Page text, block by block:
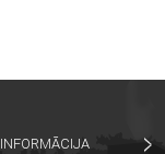
INFORMĀCIJA